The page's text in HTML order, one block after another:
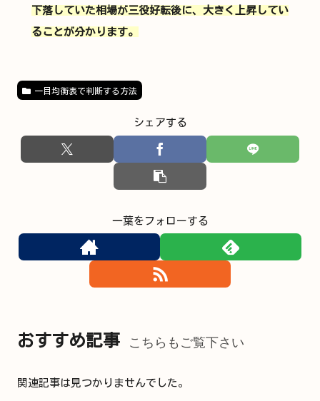
下落していた相場が三役好転後に、大きく上昇してい
ることが分かります。
一目均衡表で判断する方法
シェアする
一葉をフォローする
おすすめ記事 こちらもご覧下さい
関連記事は見つかりませんでした。